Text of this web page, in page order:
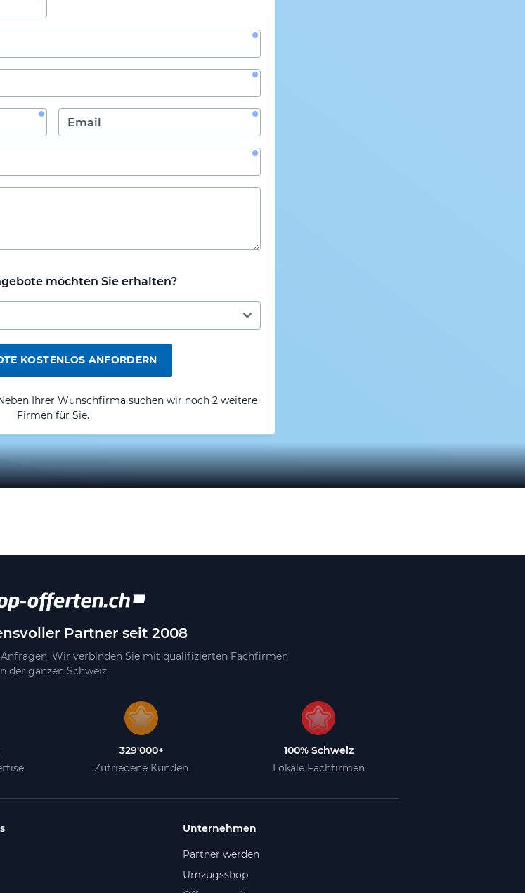
möchten Sie erhalten?
KOSTENLOS ANFORDERN
Ihrer Wunschfirma suchen wir noch 2 weitere
Firmen für Sie.
Partner seit 2008
Wir verbinden Sie mit qualifizierten Fachfirmen
der ganzen Schweiz.
329'000+
Zufriedene Kunden
100% Schweiz
Lokale Fachfirmen
Unternehmen
Partner werden
Umzugsshop